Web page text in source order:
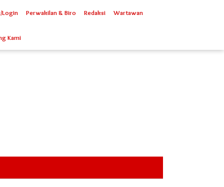
Login Perwakilan & Biro Redaksi Wartawan
Kami